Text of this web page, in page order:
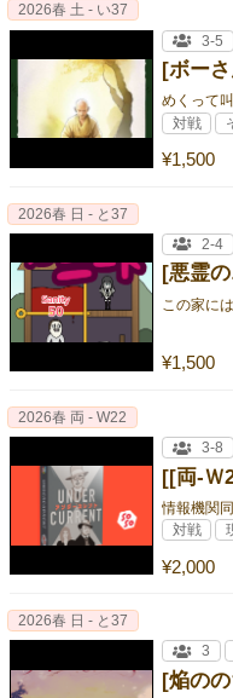
[ボー
¥1,500
2026春 土 - い37
3-5
対戦
[悪霊
この家に
¥1,500
2026春 日 - と37
2-4
¥2,000
2026春 両 - W22
3-8
対戦
[焔の
2026春 日 - と37
3